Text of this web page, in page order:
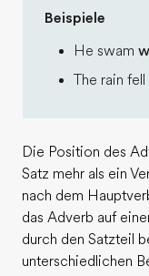
Beispiele
He swam
The rain fell
Die Position des
Satz mehr als ein
nach dem
das Adverb auf
durch den Satzteil
unterschiedlichen